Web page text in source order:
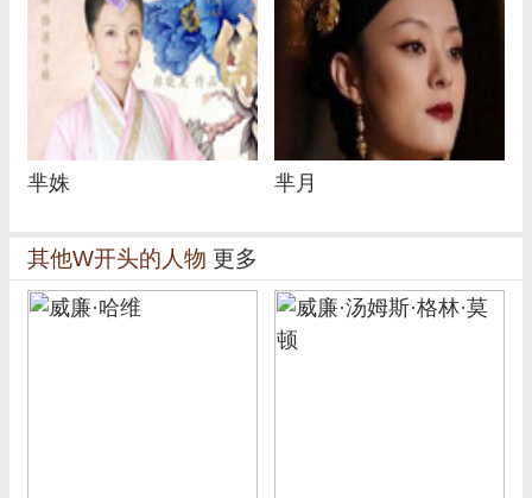
芈姝 芈月
其他W开头的人物 更多